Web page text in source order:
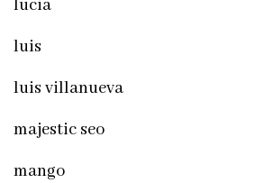
lucia
luis
luis villanueva
majestic seo
mango